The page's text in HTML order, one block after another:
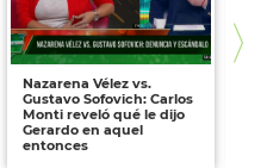
Nazarena Vélez vs.
Gustavo Sofovich: Carlos
Monti reveló qué le dijo
Gerardo en aquel
entonces